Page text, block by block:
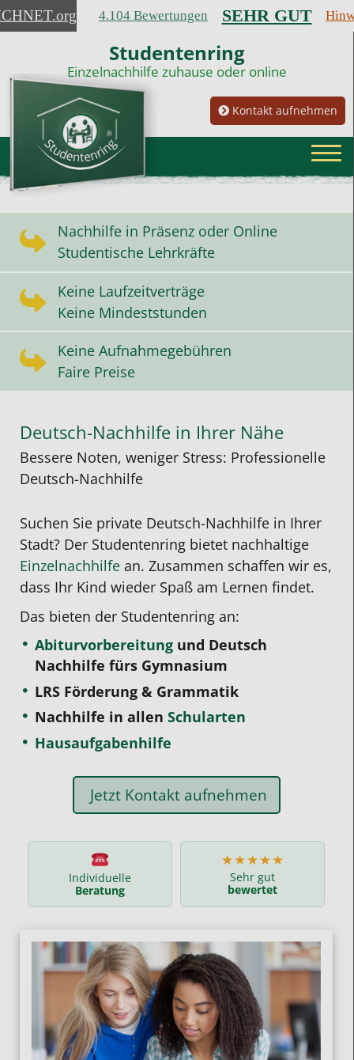
.org 4.104 Bewertungen SEHR GUT
Studentenring
Einzelnachhilfe zuhause oder online
Kontakt aufnehmen
Nachhilfe in Präsenz oder Online
Studentische Lehrkräfte
Keine Laufzeitverträge
Keine Mindeststunden
Keine Aufnahmegebühren
Faire Preise
Deutsch-Nachhilfe in Ihrer Nähe
Bessere Noten, weniger Stress: Professionelle
Deutsch-Nachhilfe
Suchen Sie private Deutsch-Nachhilfe in Ihrer
Stadt? Der Studentenring bietet nachhaltige
Einzelnachhilfe an. Zusammen schaffen wir es,
dass Ihr Kind wieder Spaß am Lernen findet.
Das bieten der Studentenring an:
Abiturvorbereitung und Deutsch
Nachhilfe fürs Gymnasium
LRS Förderung & Grammatik
Nachhilfe in allenSchularten
Hausaufgabenhilfe
Jetzt Kontakt aufnehmen
Individuelle
Beratung
★★★★★
Sehr gut
bewertet